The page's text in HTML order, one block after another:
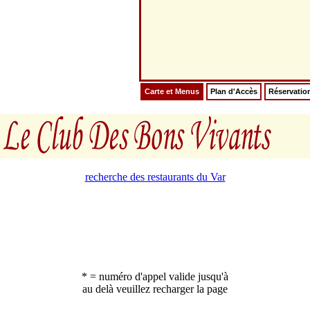
Carte et Menus Plan d'Accès
recherche des restaurants du Var
* = numéro d'appel valide jusqu'à
au delà veuillez recharger la page